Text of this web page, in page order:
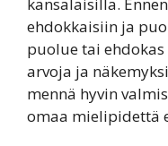
kansalaisilla.
ehdokkaisiin ja
puolue tai
arvoja ja
mennä hyvin
omaa mielipidettä